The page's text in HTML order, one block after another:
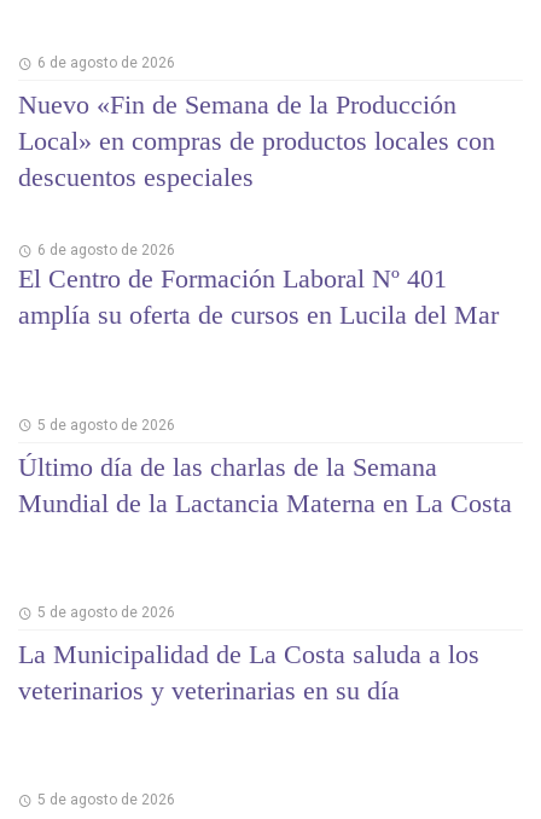
6 de agosto de 2026
Nuevo «Fin de Semana de la Producción
Local» en compras de productos locales con
descuentos especiales
6 de agosto de 2026
El Centro de Formación Laboral Nº 401
amplía su oferta de cursos en Lucila del Mar
5 de agosto de 2026
Último día de las charlas de la Semana
Mundial de la Lactancia Materna en La Costa
5 de agosto de 2026
La Municipalidad de La Costa saluda a los
veterinarios y veterinarias en su día
5 de agosto de 2026